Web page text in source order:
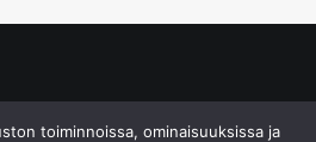
toiminnoissa, ominaisuuksissa ja